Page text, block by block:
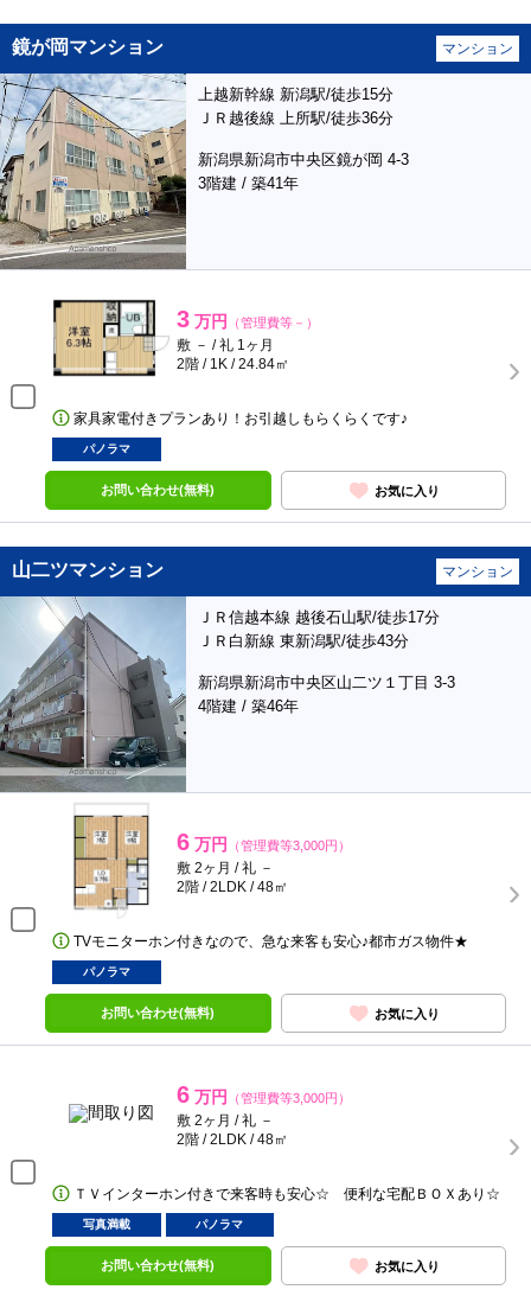
鏡が岡マンション マンション
上越新幹線 新潟駅/徒歩15分
ＪＲ越後線 上所駅/徒歩36分
新潟県新潟市中央区鏡が岡 4-3
3階建 / 築41年
3 万円 （管理費等－）
敷 － / 礼 1ヶ月
2階 / 1K / 24.84㎡
家具家電付きプランあり！お引越しもらくらくです♪
パノラマ
お問い合わせ(無料) お気に入り
山二ツマンション マンション
ＪＲ信越本線 越後石山駅/徒歩17分
ＪＲ白新線 東新潟駅/徒歩43分
新潟県新潟市中央区山二ツ１丁目 3-3
4階建 / 築46年
6 万円 （管理費等3,000円）
敷 2ヶ月 / 礼 －
2階 / 2LDK / 48㎡
TVモニターホン付きなので、急な来客も安心♪都市ガス物件★
パノラマ
お問い合わせ(無料) お気に入り
6 万円 （管理費等3,000円）
敷 2ヶ月 / 礼 －
2階 / 2LDK / 48㎡
ＴＶインターホン付きで来客時も安心☆ 便利な宅配ＢＯＸあり☆
写真満載 パノラマ
お問い合わせ(無料) お気に入り